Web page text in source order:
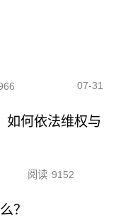
07-31
如何依法维权与
阅读 9152
？